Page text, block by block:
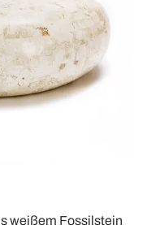
weißem Fossilstein